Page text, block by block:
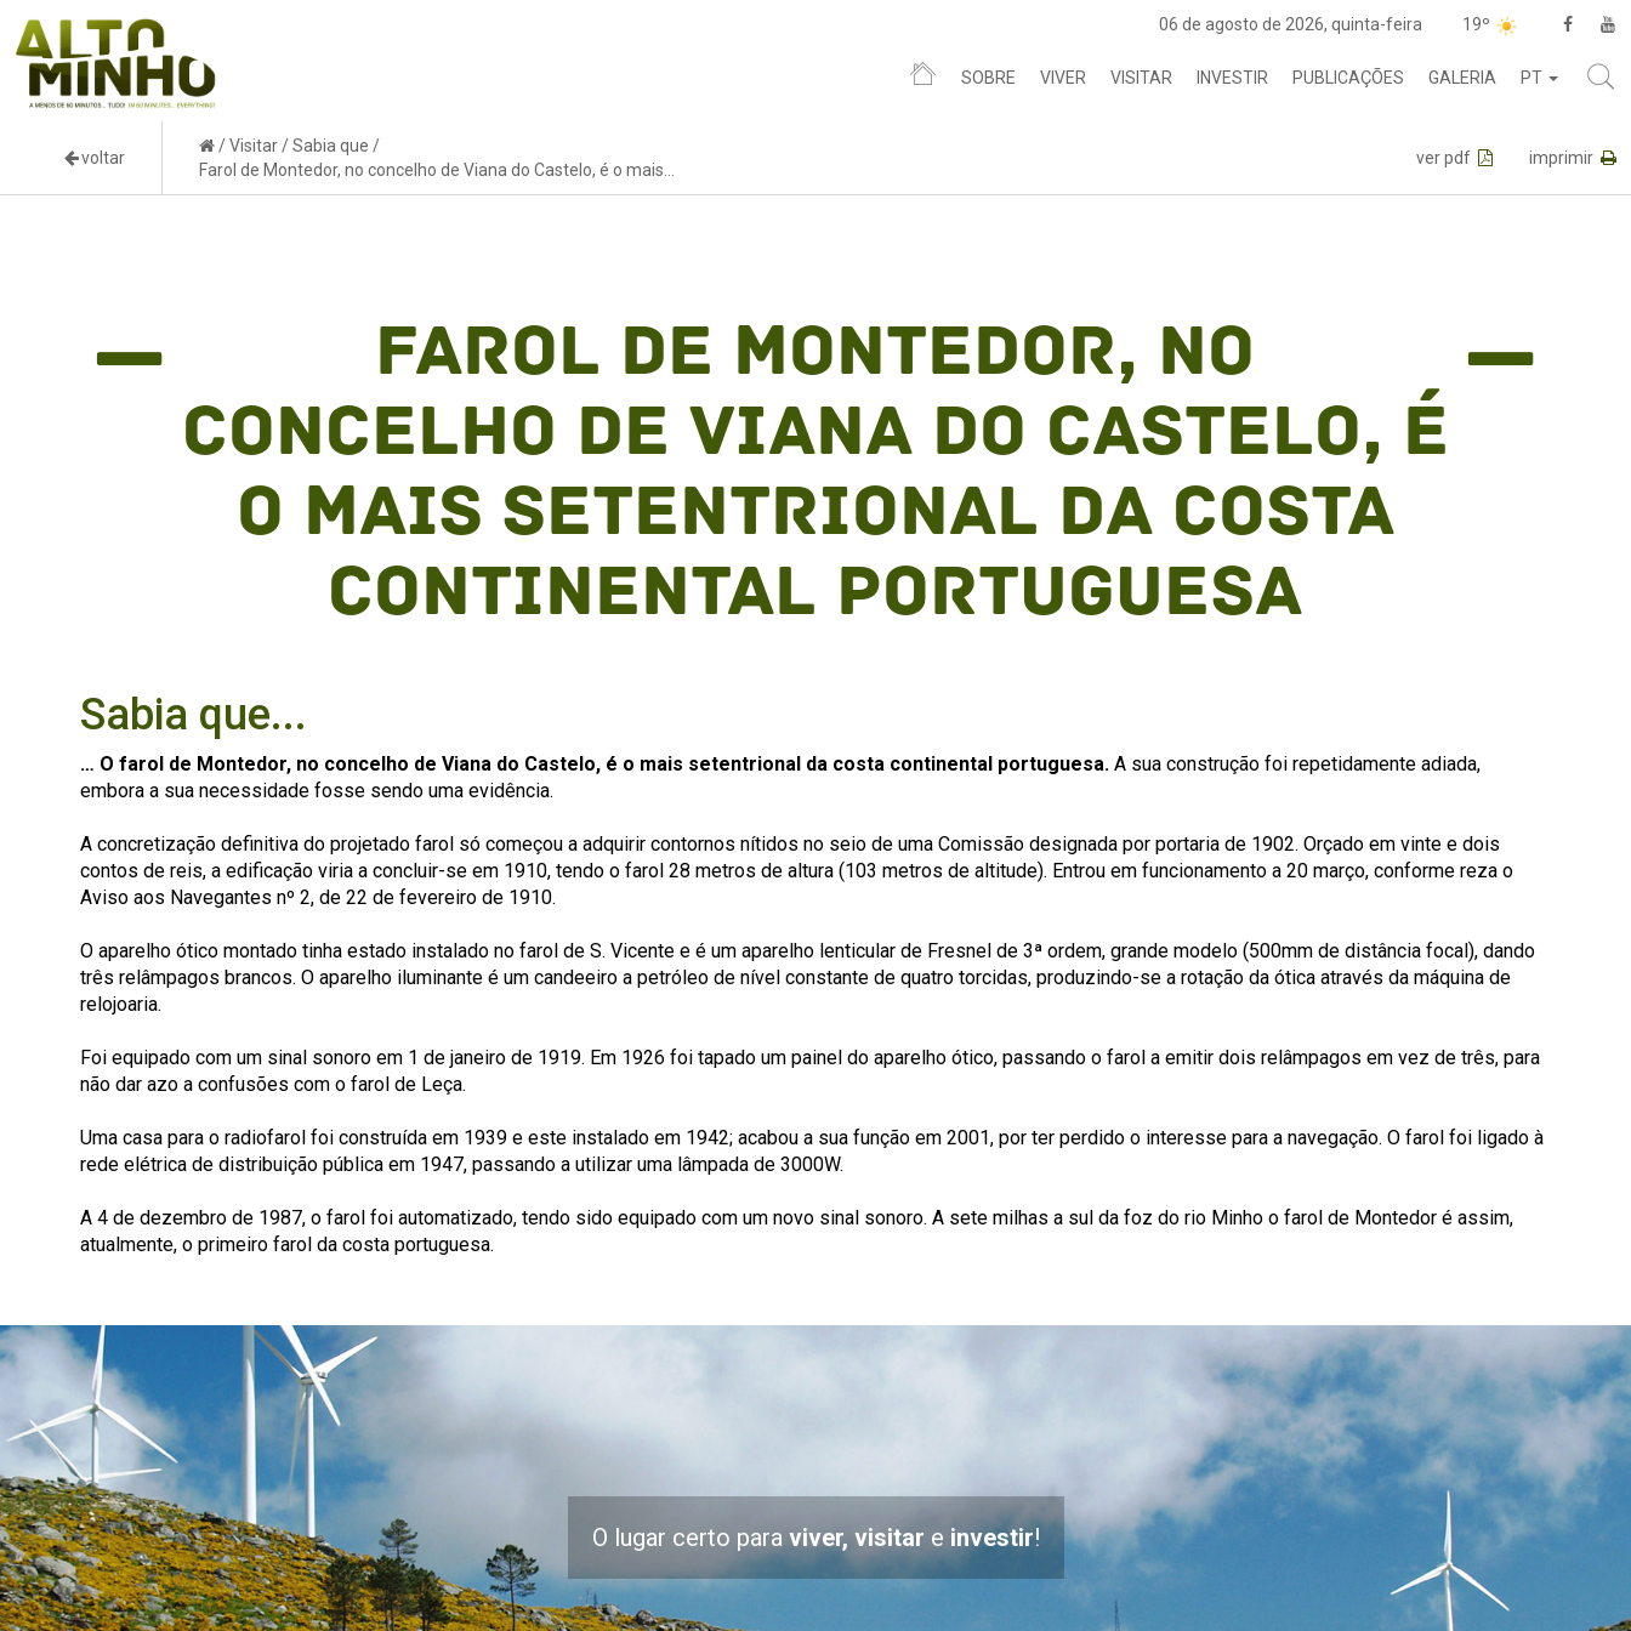
06 de agosto de 2026, quinta-feira 19º
SOBRE VIVER VISITAR INVESTIR PUBLICAÇÕES GALERIA PT
voltar
/Visitar/Sabia que /
Farol de Montedor, no concelho de Viana do Castelo, é o mais...
ver pdf imprimir
Farol de Montedor, no
concelho de Viana do Castelo, é
o mais setentrional da costa
continental portuguesa
Sabia que...
… O farol de Montedor, no concelho de Viana do Castelo, é o mais setentrional da costa continental portuguesa. A sua construção foi repetidamente adiada,
embora a sua necessidade fosse sendo uma evidência.
A concretização definitiva do projetado farol só começou a adquirir contornos nítidos no seio de uma Comissão designada por portaria de 1902. Orçado em vinte e dois
contos de reis, a edificação viria a concluir-se em 1910, tendo o farol 28 metros de altura (103 metros de altitude). Entrou em funcionamento a 20 março, conforme reza o
Aviso aos Navegantes nº 2, de 22 de fevereiro de 1910.
O aparelho ótico montado tinha estado instalado no farol de S. Vicente e é um aparelho lenticular de Fresnel de 3ª ordem, grande modelo (500mm de distância focal), dando
três relâmpagos brancos. O aparelho iluminante é um candeeiro a petróleo de nível constante de quatro torcidas, produzindo-se a rotação da ótica através da máquina de
relojoaria.
Foi equipado com um sinal sonoro em 1 de janeiro de 1919. Em 1926 foi tapado um painel do aparelho ótico, passando o farol a emitir dois relâmpagos em vez de três, para
não dar azo a confusões com o farol de Leça.
Uma casa para o radiofarol foi construída em 1939 e este instalado em 1942; acabou a sua função em 2001, por ter perdido o interesse para a navegação. O farol foi ligado à
rede elétrica de distribuição pública em 1947, passando a utilizar uma lâmpada de 3000W.
A 4 de dezembro de 1987, o farol foi automatizado, tendo sido equipado com um novo sinal sonoro. A sete milhas a sul da foz do rio Minho o farol de Montedor é assim,
atualmente, o primeiro farol da costa portuguesa.
O lugar certo para viver, visitar e investir!